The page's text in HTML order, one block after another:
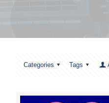
Categories Tags